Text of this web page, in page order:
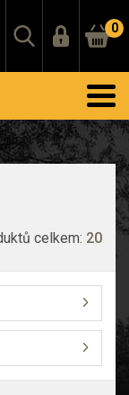
0
celkem: 20